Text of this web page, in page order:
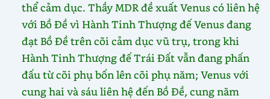
thể cảm dục. Thầy MDR đề xuất Venus có liên hệ
với Bồ Đề vì Hành Tinh Thượng đế Venus đang
đạt Bồ Đề trên cõi cảm dục vũ trụ, trong khi
Hành Tinh Thượng đế Trái Đất vẫn đang phấn
đấu từ cõi phụ bốn lên cõi phụ năm; Venus với
cung hai và sáu liên hệ đến Bồ Đề, cung năm